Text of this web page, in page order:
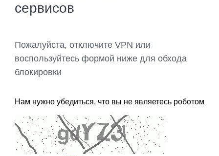
сервисов
Пожалуйста, отключите VPN или
воспользуйтесь формой ниже для обхода
блокировки
Нам нужно убедиться, что вы не являетесь роботом